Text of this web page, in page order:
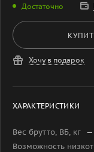
Достаточно
Хочу в подарок
ХАРАКТЕРИСТИКИ
Вес брутто, ВБ, кг —
Возможность